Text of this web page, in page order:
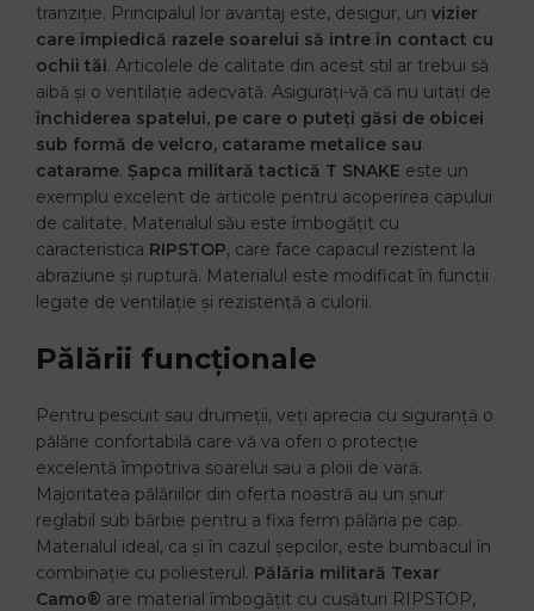
tranziție. Principalul lor avantaj este, desigur, un vizier
care împiedică razele soarelui să intre în contact cu
ochii tăi. Articolele de calitate din acest stil ar trebui să
aibă și o ventilație adecvată. Asigurați-vă că nu uitați de
închiderea spatelui, pe care o puteți găsi de obicei
sub formă de velcro, catarame metalice sau
catarame. Șapca militară tactică T SNAKE este un
exemplu excelent de articole pentru acoperirea capului
de calitate. Materialul său este îmbogățit cu
caracteristica RIPSTOP, care face capacul rezistent la
abraziune și ruptură. Materialul este modificat în funcții
legate de ventilație și rezistență a culorii.
Pălării funcționale
Pentru pescuit sau drumeții, veți aprecia cu siguranță o
pălărie confortabilă care vă va oferi o protecție
excelentă împotriva soarelui sau a ploii de vară.
Majoritatea pălăriilor din oferta noastră au un șnur
reglabil sub bărbie pentru a fixa ferm pălăria pe cap.
Materialul ideal, ca și în cazul șepcilor, este bumbacul în
combinație cu poliesterul. Pălăria militară Texar
Camo® are material îmbogățit cu cusături RIPSTOP,